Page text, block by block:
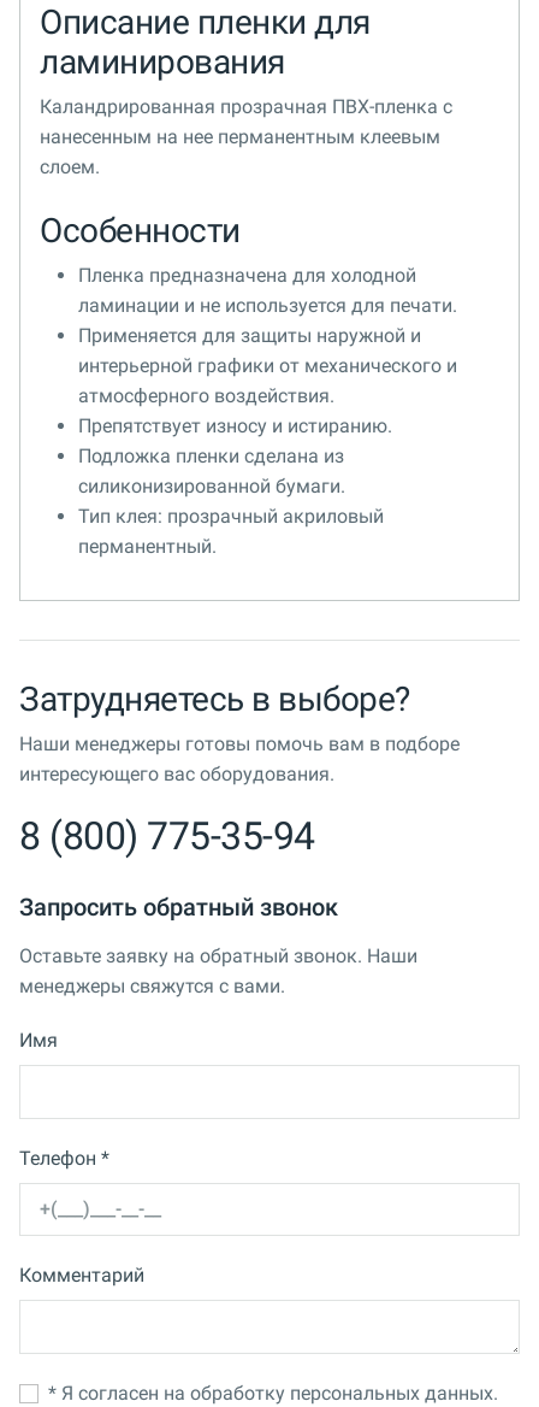
Описание пленки для
ламинирования
Каландрированная прозрачная ПВХ-пленка с
нанесенным на нее перманентным клеевым
слоем.
Особенности
Пленка предназначена для холодной
ламинации и не используется для печати.
Применяется для защиты наружной и
интерьерной графики от механического и
атмосферного воздействия.
Препятствует износу и истиранию.
Подложка пленки сделана из
силиконизированной бумаги.
Тип клея: прозрачный акриловый
перманентный.
Затрудняетесь в выборе?
Наши менеджеры готовы помочь вам в подборе
интересующего вас оборудования.
8 (800) 775-35-94
Запросить обратный звонок
Оставьте заявку на обратный звонок. Наши
менеджеры свяжутся с вами.
Имя
Телефон *
Комментарий
* Я согласен на обработку персональных данных.